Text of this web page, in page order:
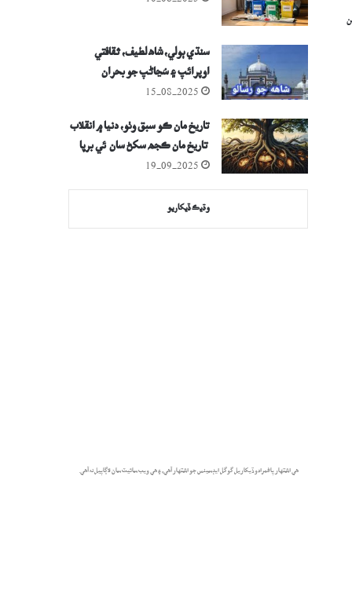
سنڌي ٻولي، شاھ لطيف، ثقافتي
اوپرائپ ۽ سُڃاڻپ جو بحران
15-08-2025
تاريخ مان ڪو سبق وٺو، دنيا ۾ انقلاب
تاريخ مان ڪجھ سکڻ سان ئي برپا
ٿيدا رھيا آھن
19-09-2025
وڌيڪ ڏيکاريو
هي اشتهار پاڻمرادو ڏيکاريل گوگل ايڊسينس جو اشتهار آهي، ۽ هي ويب سائيٽ سان لاڳاپيل نه آهي.